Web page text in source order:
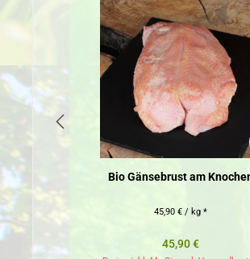
Bio Gänsebrust am
45,90 € / kg *
Regulärer Preis:
45,90 €